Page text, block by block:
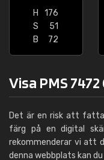
H
176
S
51
B
72
Visa PMS
Det är en risk att
färg på en digital
rekommenderar vi att
denna webbplats kan du